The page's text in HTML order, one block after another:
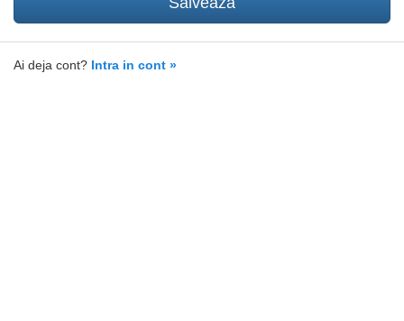
Ai deja cont? Intra in cont »